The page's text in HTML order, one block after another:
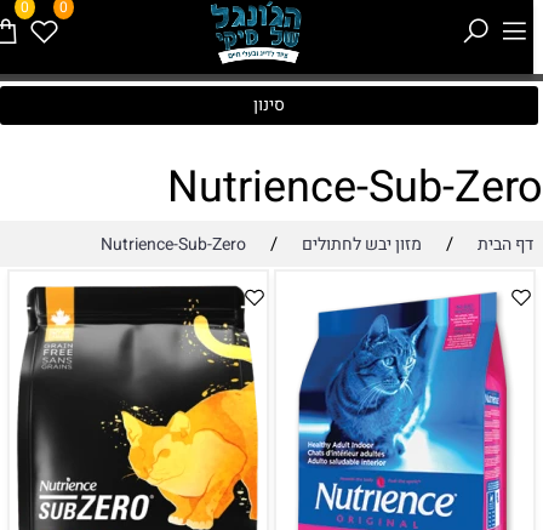
0 0
סינון
Nutrience-Sub-
דף הבית / מזון יבש לחתולים /
Nutrience-Sub-Zero